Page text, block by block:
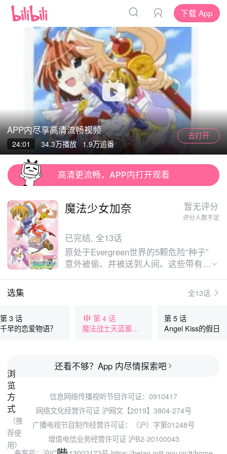
下载 App
清晰度
App App
APP内尽享高清流畅视频
24:01 34.3万播放 1.9万追番
去打开
高清更流畅，APP内打开观看
魔法少女加奈 暂无评分
评分人数不足
已完结, 全13话
原处于Evergreen世界的5颗危险“种子”
意外被偷、并被送到人间。这些带有魔
欲望，使他们变成失去理智的怪物。为
避免更大的灾难发生，Evergreen世界
战士。他接着遇上了个高中女生（柊ち
はや），并协助她变身成卡门战士。接
选集 全13话
第 3 话
千早的恋爱物语？
第 4 话
魔法战士天蓝塞尔
第 5 话
Angel Kiss的假日
还看不够？App 内尽情探索吧
信息网络传播视听节目许可证：0910417
网络文化经营许可证 沪网文【2019】3804-274号
广播电视节目制作经营许可证：（沪）字第01248号
增值电信业务经营许可证 沪B2-20100043
浏
览
方
式
（推
荐使
用）